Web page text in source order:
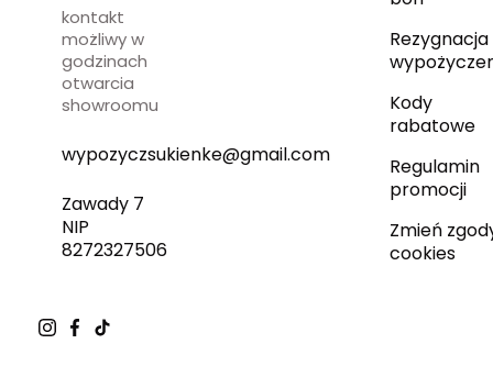
kontakt
możliwy w
godzinach
otwarcia
showroomu
wypozyczsukienke@gmail.com
Zawady 7
NIP
8272327506
Rezygnacja
Kody
rabatowe
Regulamin
promocji
Zmień
cookies